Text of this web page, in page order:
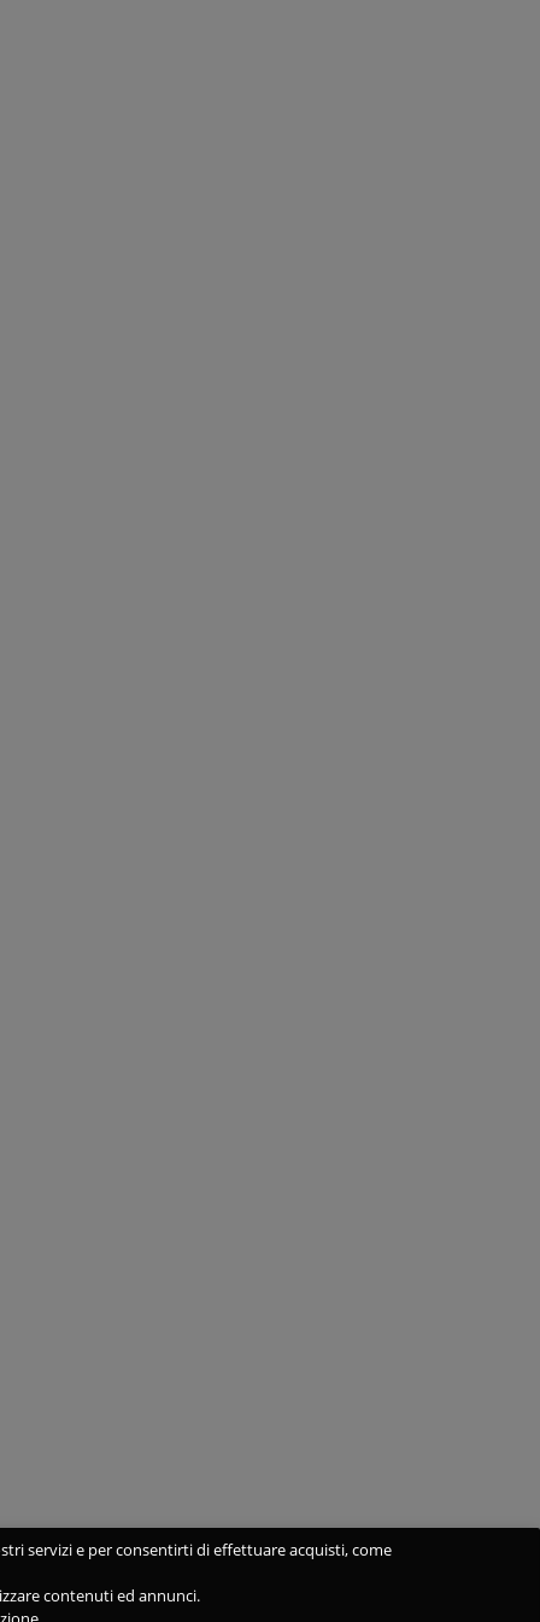
servizi e per consentirti di effettuare acquisti, come
contenuti ed annunci.